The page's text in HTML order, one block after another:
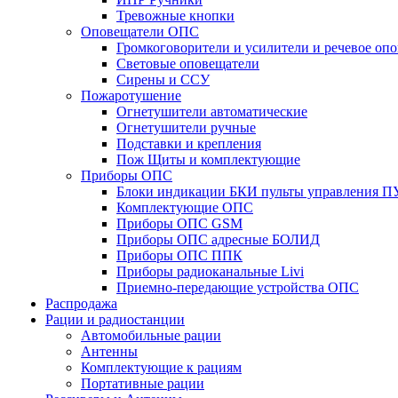
Тревожные кнопки
Оповещатели ОПС
Громкоговорители и усилители и речевое
Световые оповещатели
Сирены и ССУ
Пожаротушение
Огнетушители автоматические
Огнетушители ручные
Подставки и крепления
Пож Щиты и комплектующие
Приборы ОПС
Блоки индикации БКИ пульты управления
Комплектующие ОПС
Приборы ОПС GSM
Приборы ОПС адресные БОЛИД
Приборы ОПС ППК
Приборы радиоканальные Livi
Приемно-передающие устройства ОПС
Распродажа
Рации и радиостанции
Автомобильные рации
Антенны
Комплектующие к рациям
Портативные рации